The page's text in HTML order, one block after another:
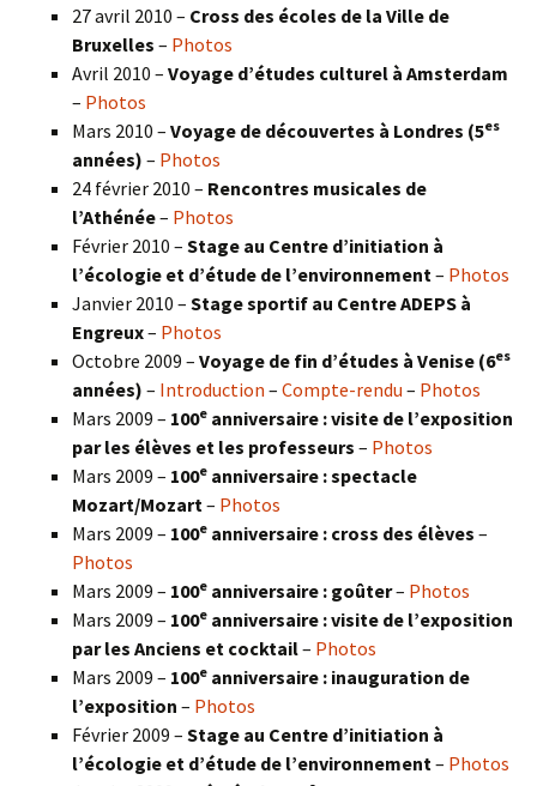
27 avril 2010 – Cross des écoles de la Ville de
Bruxelles – Photos
Avril 2010 – Voyage d’études culturel à Amsterdam
– Photos
Mars 2010 – Voyage de découvertes à Londres (5es
années) – Photos
24 février 2010 – Rencontres musicales de
l’Athénée– Photos
Février 2010 – Stage au Centre d’initiation à
l’écologie et d’étude de l’environnement – Photos
Janvier 2010 – Stage sportif au Centre ADEPS à
Engreux– Photos
Octobre 2009 – Voyage de fin d’études à Venise (6es
années) – Introduction – Compte-rendu – Photos
Mars 2009 – 100e anniversaire : visite de l’exposition
par les élèves et les professeurs – Photos
Mars 2009 – 100e anniversaire : spectacle
Mozart/Mozart – Photos
Mars 2009 – 100e anniversaire : cross des élèves –
Photos
Mars 2009 – 100e anniversaire : goûter– Photos
Mars 2009 – 100e anniversaire : visite de l’exposition
par les Anciens et cocktail– Photos
Mars 2009 – 100e anniversaire : inauguration de
l’exposition – Photos
Février 2009 – Stage au Centre d’initiation à
l’écologie et d’étude de l’environnement – Photos